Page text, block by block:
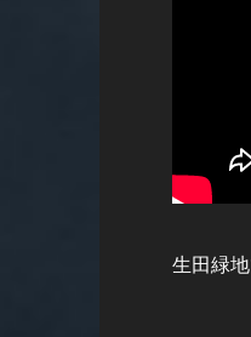
生田緑